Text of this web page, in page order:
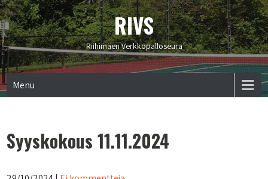
RIVS
Riihimäen Verkkopalloseura
Menu
Syyskokous 11.11.2024